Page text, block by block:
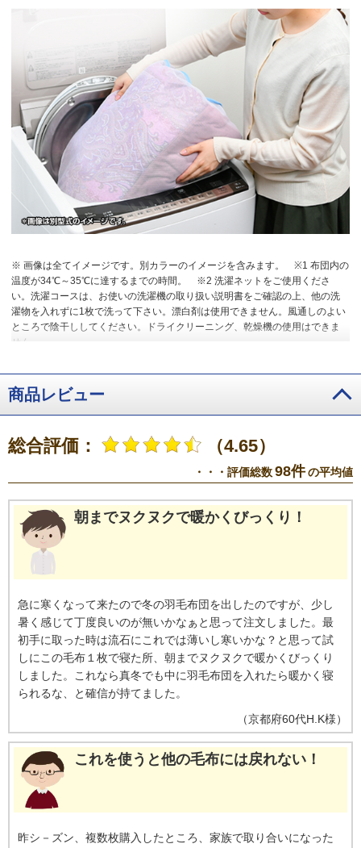
※ 画像は全てイメージです。別カラーのイメージを含みます。
※1 布団内の
温度が34℃～35℃に達するまでの時間。
※2 洗濯ネットをご使用くださ
い。洗濯コースは、お使いの洗濯機の取り扱い説明書をご確認の上、他の洗
濯物を入れずに1枚で洗って下さい。漂白剤は使用できません。風通しのよい
ところで陰干ししてください。ドライクリーニング、乾燥機の使用はできま
せん。
商品レビュー
総合評価： （4.65）
・・・評価総数98件の平均値
朝までヌクヌクで暖かくびっくり！
急に寒くなって来たので冬の羽毛布団を出したのですが、少し
暑く感じて丁度良いのが無いかなぁと思って注文しました。最
初手に取った時は流石にこれでは薄いし寒いかな？と思って試
しにこの毛布１枚で寝た所、朝までヌクヌクで暖かくびっくり
しました。これなら真冬でも中に羽毛布団を入れたら暖かく寝
られるな、と確信が持てました。
（京都府60代H.K様）
これを使うと他の毛布には戻れない！
昨シ－ズン、複数枚購入したところ、家族で取り合いになった